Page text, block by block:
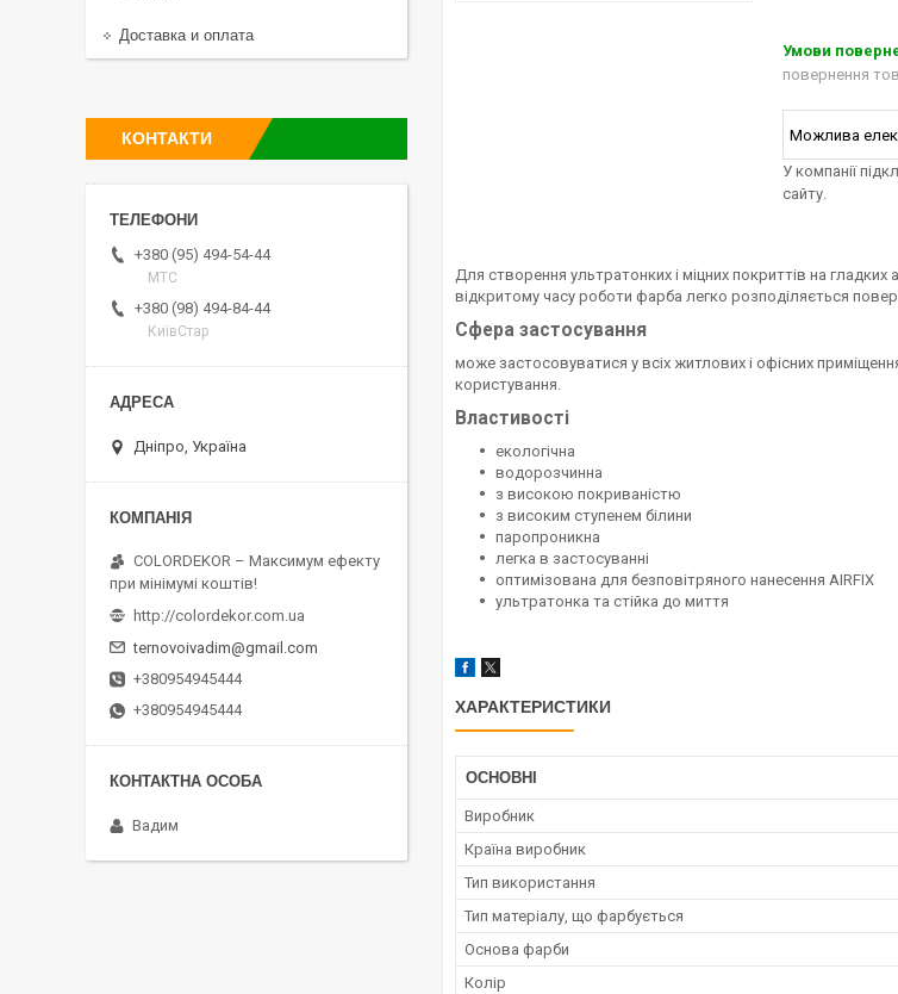
повернення
У компанії
сайту.
Для створення ультратонких і міцних покриттів на
відкритому часу роботи фарба легко розподіляється
Сфера застосування
може застосовуватися у всіх житлових і офісних
користування.
Властивості
екологічна
водорозчинна
з високою покриваністю
з високим ступенем білини
паропроникна
легка в застосуванні
оптимізована для безповітряного нанесення AIRFIX
ультратонка та стійка до миття
ХАРАКТЕРИСТИКИ
ОСНОВНІ
Виробник
Країна виробник
Тип використання
Тип матеріалу, що фарбується
Основа фарби
Колір
Доставка и оплата
КОНТАКТИ
+380 (95) 494-54-44
МТС
+380 (98) 494-84-44
КиївСтар
Дніпро, Україна
COLORDEKOR – Максимум ефекту
при мінімумі коштів!
http://colordekor.com.ua
ternovoivadim@gmail.com
+380954945444
+380954945444
Вадим